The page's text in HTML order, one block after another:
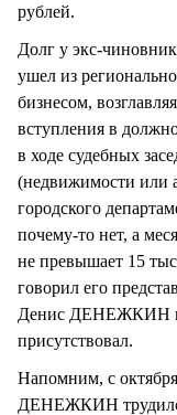
рублей.
Долг у экс-
ушел из
бизнесом,
вступления в
в ходе судебных
(недвижимости или
городского
почему-то нет, а
не превышает 15
говорил его
Денис ДЕНЕЖКИН на
присутствовал.
Напомним, с
ДЕНЕЖКИН